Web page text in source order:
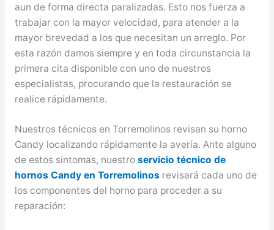
aun de forma directa paralizadas. Esto nos fuerza a
trabajar con la mayor velocidad, para atender a la
mayor brevedad a los que necesitan un arreglo. Por
esta razón damos siempre y en toda circunstancia la
primera cita disponible con uno de nuestros
especialistas, procurando que la restauración se
realice rápidamente.
Nuestros técnicos en Torremolinos revisan su horno
Candy localizando rápidamente la avería. Ante alguno
de estos síntomas, nuestro servicio técnico de
hornos Candy en Torremolinosrevisará cada uno de
los componentes del horno para proceder a su
reparación: